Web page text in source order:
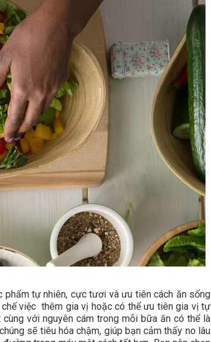
phẩm tự nhiên, cực tươi và ưu tiên cách ăn sống
việc thêm gia vị hoặc có thể ưu tiên gia vị tự
với nguyên cám trong mỗi bữa ăn có thể là
sẽ tiêu hóa chậm, giúp bạn cảm thấy no lâu